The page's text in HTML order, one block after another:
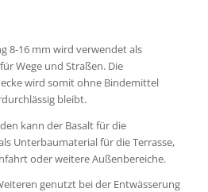
8-16 mm wird verwendet als
Wege und Straßen. Die
wird somit ohne Bindemittel
bleibt.
kann der Basalt für die
Unterbaumaterial für die Terrasse,
oder weitere Außenbereiche.
genutzt bei der Entwässerung